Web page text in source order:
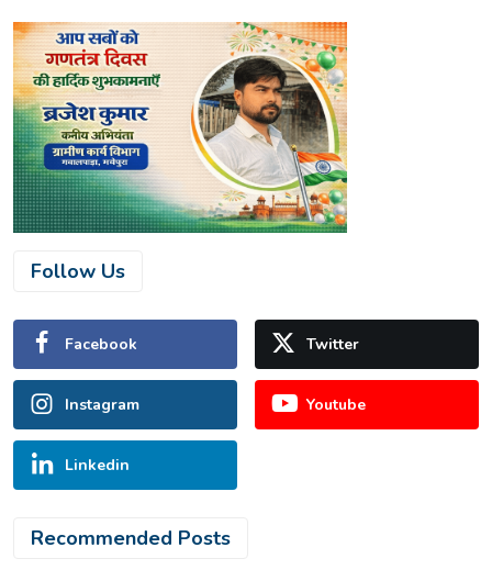
Follow Us
Facebook Twitter
Instagram Youtube
Linkedin
Recommended Posts